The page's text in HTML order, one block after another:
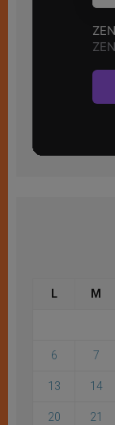
L M
6 7
13 14
20 21